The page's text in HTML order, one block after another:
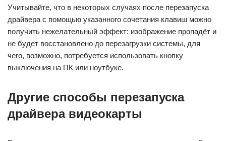
Учитывайте, что в некоторых случаях после перезапуска
драйвера с помощью указанного сочетания клавиш можно
получить нежелательный эффект: изображение пропадёт и
не будет восстановлено до перезагрузки системы, для
чего, возможно, потребуется использовать кнопку
выключения на ПК или ноутбуке.
Другие способы перезапуска
драйвера видеокарты